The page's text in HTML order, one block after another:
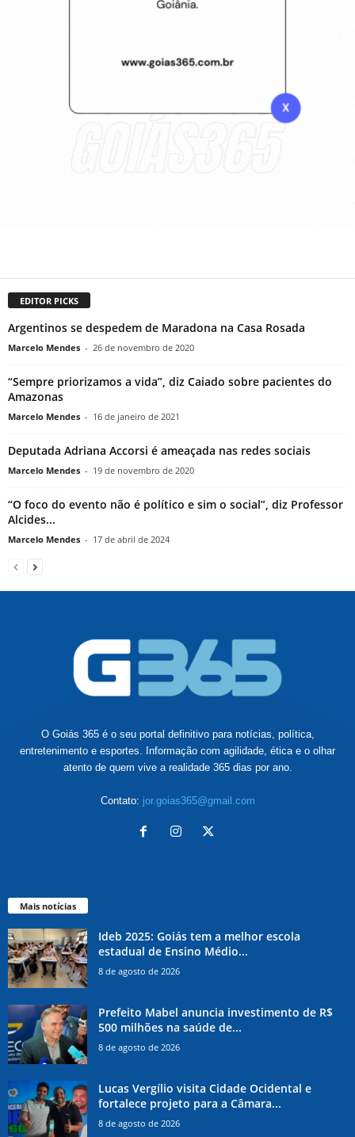
EDITOR PICKS
Argentinos se despedem de Maradona na Casa Rosada
Marcelo Mendes - 26 de novembro de 2020
“Sempre priorizamos a vida”, diz Caiado sobre pacientes do
Amazonas
Marcelo Mendes - 16 de janeiro de 2021
Deputada Adriana Accorsi é ameaçada nas redes sociais
Marcelo Mendes - 19 de novembro de 2020
“O foco do evento não é político e sim o social”, diz Professor
Alcides...
Marcelo Mendes - 17 de abril de 2024
O Goiás 365 é o seu portal definitivo para notícias, política,
entretenimento e esportes. Informação com agilidade, ética e o olhar
atento de quem vive a realidade 365 dias por ano.
Contato: jor.goias365@gmail.com
Mais notícias
Ideb 2025: Goiás tem a melhor escola
estadual de Ensino Médio...
8 de agosto de 2026
Prefeito Mabel anuncia investimento de R$
500 milhões na saúde de...
8 de agosto de 2026
Lucas Vergílio visita Cidade Ocidental e
fortalece projeto para a Câmara...
8 de agosto de 2026